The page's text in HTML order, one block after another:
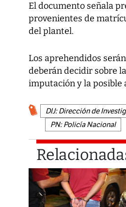
El documento señala
provenientes de
del plantel.
Los aprehendidos
deberán decidir sobre
imputación y la posible
DIJ: Dirección de
PN: Policía Nacional